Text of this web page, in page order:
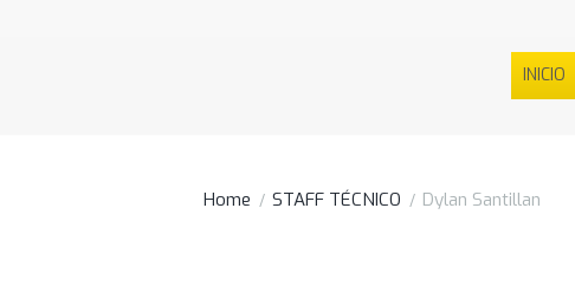
INICIO
Home STAFF TÉCNICO Dylan Santillan